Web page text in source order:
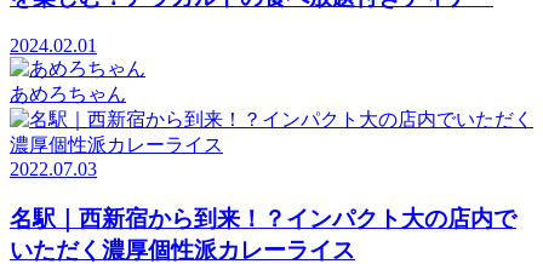
2024.02.01
あめろちゃん
2022.07.03
名駅｜西新宿から到来！？インパクト大の店内で
いただく濃厚個性派カレーライス